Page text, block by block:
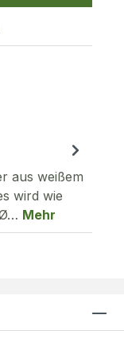
aus weißem
wird wie
Mehr